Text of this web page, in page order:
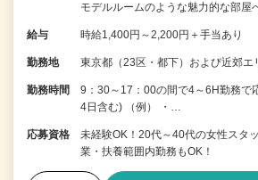
モデルルームのような魅力的な部
給与 時給1,400円～2,200円＋手当あり
勤務地 東京都（23区・都下）および近郊
勤務時間
9：30～17：00の間で4～6H勤務で
4日含む) （例） ・…
応募資格
未経験OK！20代～40代の女性スタ
業・扶養範囲内勤務もOK！